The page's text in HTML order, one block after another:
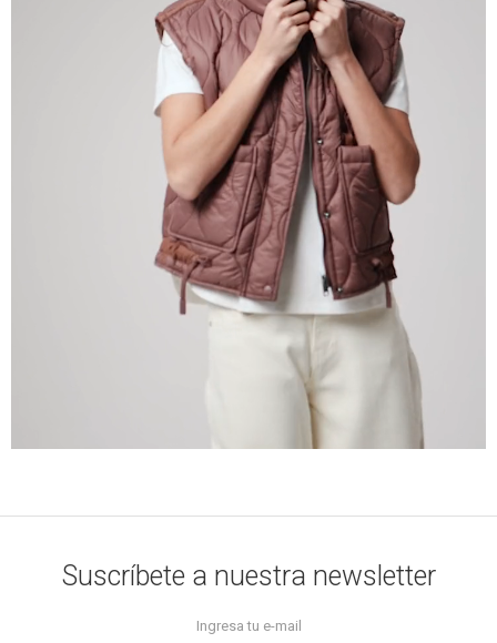
Suscríbete a nuestra newsletter